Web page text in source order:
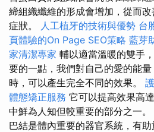
締組織纖維的形成會增加，從而
症狀。 人工植牙的技術與優勢 台
頁體驗的On Page SEO策略 藍芽
家清潔專家 輔以適當溫暖的雙手
要的一點，我們對自己的愛的能
時，可以產生完全不同的效果。
體態矯正服務 它可以提高效果高
中鮮為人知但較重要的部分之一。
巴結是體內重要的器官系統，有